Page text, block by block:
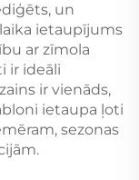
un
ietaupījums
ar zīmola
ir ideāli
ir vienāds,
ietaupa ļoti
sezonas